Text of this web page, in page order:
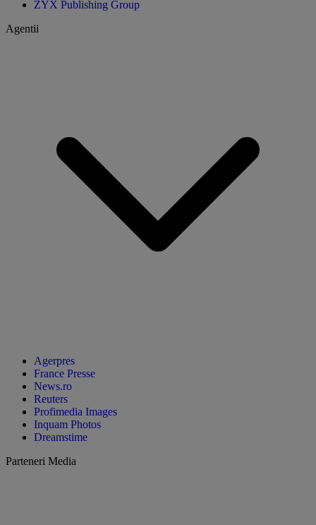
ZYX Publishing Group
Agentii
Agerpres
France Presse
News.ro
Reuters
Profimedia Images
Inquam Photos
Dreamstime
Parteneri Media